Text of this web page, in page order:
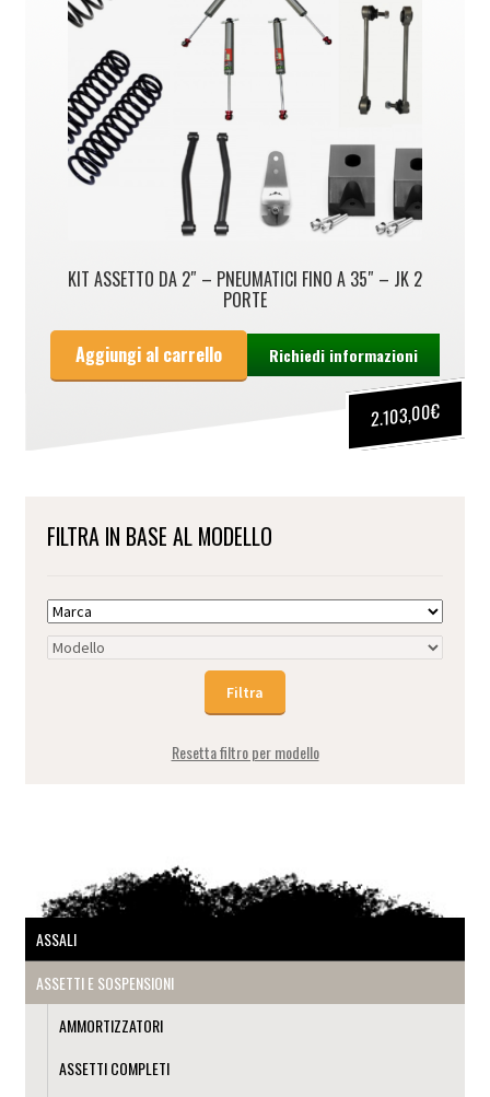
KIT ASSETTO DA 2″ – PNEUMATICI FINO A 35″ – JK 2
PORTE
2.103,00€
Aggiungi al carrello Richiedi informazioni
FILTRA IN BASE AL MODELLO
Resetta filtro per modello
ASSALI
ASSETTI E SOSPENSIONI
AMMORTIZZATORI
ASSETTI COMPLETI